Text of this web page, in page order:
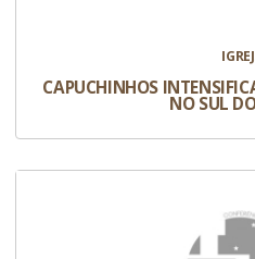
CAPUCHINHOS
NO SUL